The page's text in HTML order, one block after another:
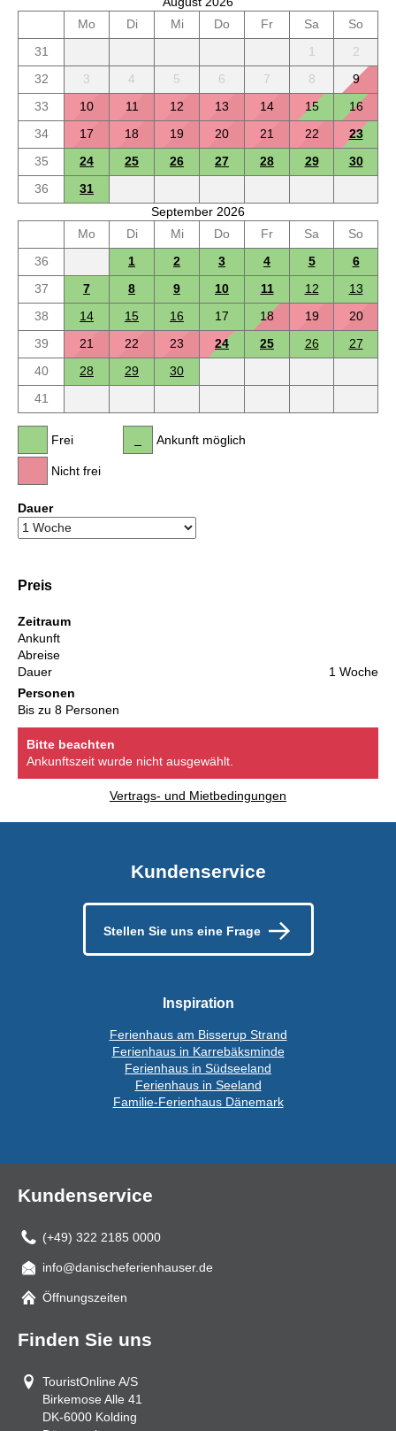
Mo
Di Mi Do Fr Sa
So
31
1
2
32
3 4 5 6 7 8
9
33
10 11 12 13 14 15
16
34
17 18 19 20 21 22
23
35
24 25 26 27 28 29
30
36
31
September 2026
Mo
Di Mi Do Fr Sa
So
36
1 2 3 4 5
6
37
7 8 9 10 11 12
13
38
14 15 16 17 18 19
20
39
21 22 23 24 25 26
27
40
28 29
30
41
Frei
Nicht frei
Ankunft möglich
Dauer
Preis
Zeitraum
Ankunft
Abreise
Dauer
1 Woche
Personen
Bis zu 8 Personen
Bitte beachten
Ankunftszeit wurde nicht ausgewählt.
Vertrags- und Mietbedingungen
Kundenservice
Stellen Sie uns eine Frage
Inspiration
Ferienhaus am Bisserup Strand
Ferienhaus in Karrebäksminde
Ferienhaus in Südseeland
Ferienhaus in Seeland
Familie-Ferienhaus Dänemark
Kundenservice
(+49) 322 2185 0000
Mail
info@danischeferienhauser.de
Öffnungszeiten
Finden Sie uns
TouristOnline A/S
Birkemose Alle 41
DK-6000 Kolding